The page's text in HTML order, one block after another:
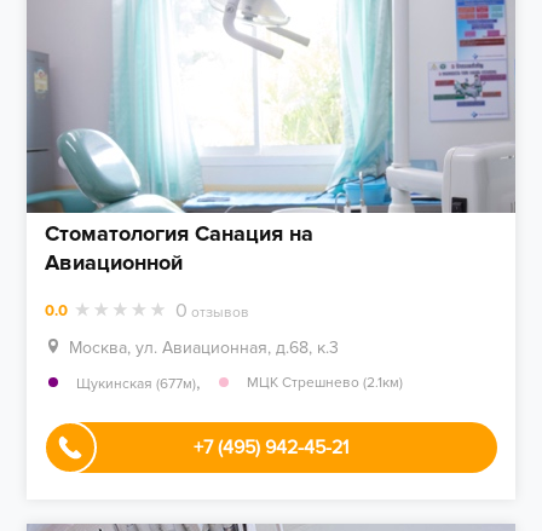
Стоматология Санация на
Авиационной
0.0 0 отзывов
Москва, ул. Авиационная, д.68, к.3
Щукинская (677м), МЦК Стрешнево (2.1км)
+7 (495) 942-45-21